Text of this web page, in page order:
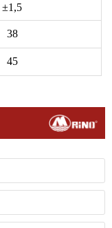
±1,5
38
45